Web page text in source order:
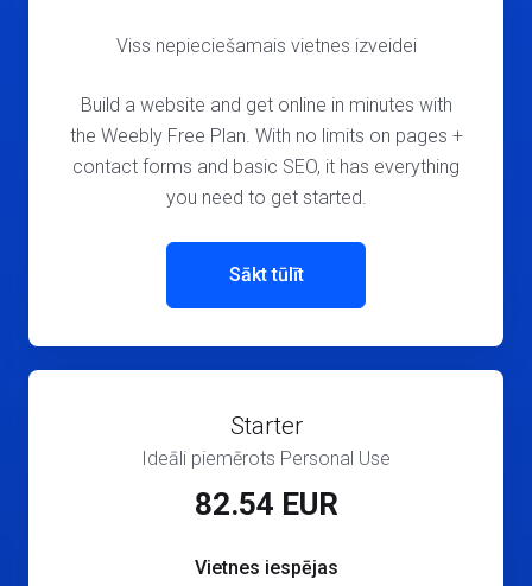
Viss nepieciešamais vietnes izveidei
Build a website and get online in minutes with
the Weebly Free Plan. With no limits on pages +
contact forms and basic SEO, it has everything
you need to get started.
Sākt tūlīt
Starter
Ideāli piemērots Personal Use
82.54 EUR
Vietnes iespējas